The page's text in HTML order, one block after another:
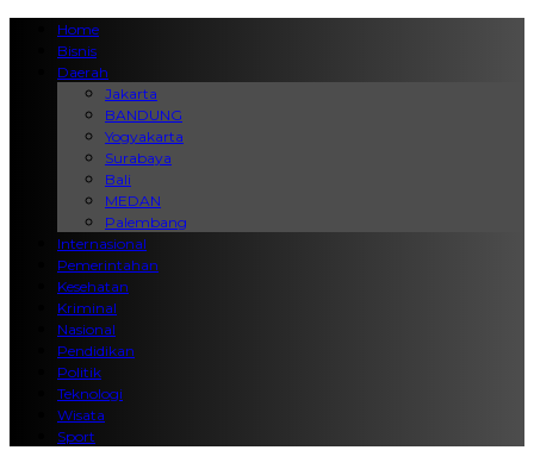
Home
Bisnis
Daerah
Jakarta
BANDUNG
Yogyakarta
Surabaya
Bali
MEDAN
Palembang
Internasional
Pemerintahan
Kesehatan
Kriminal
Nasional
Pendidikan
Politik
Teknologi
Wisata
Sport